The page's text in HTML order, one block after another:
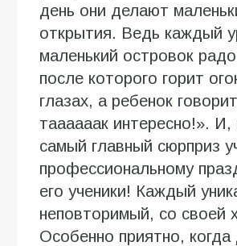
день они делают
открытия. Ведь каждый
маленький островок
после которого горит
глазах, а ребенок
таааааак интересно!». И,
самый главный сюрприз
профессиональному
его ученики! Каждый
неповторимый, со своей
Особенно приятно, когда